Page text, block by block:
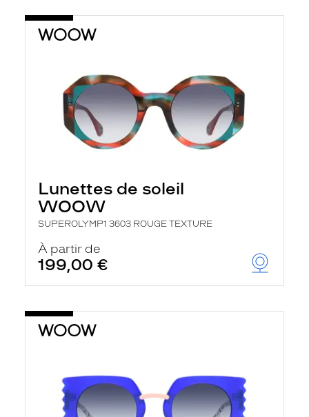
Lunettes de soleil
WOOW
SUPEROLYMP1 3603 ROUGE TEXTURE
À partir de
199,00 €